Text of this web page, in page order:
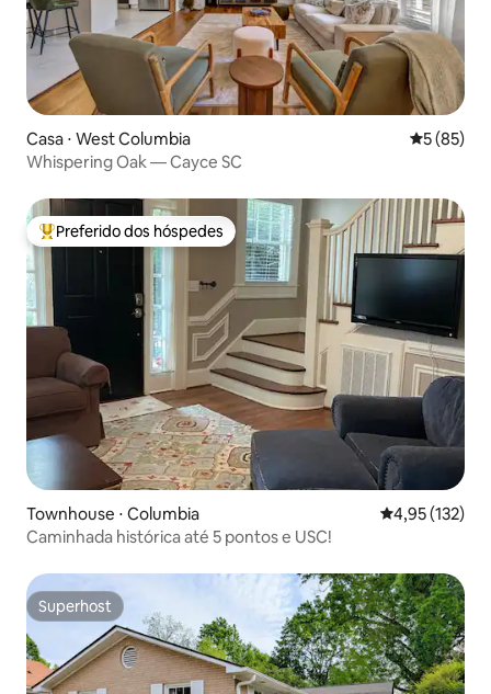
Casa ⋅ West Columbia 5 de uma
5 (85)
Whispering Oak — Cayce SC
Entre os melhores preferidos dos hóspedes
Preferido dos hóspedes
Townhouse ⋅ Columbia 4,95 de uma
4,95 (132)
Caminhada histórica até 5 pontos e USC!
Superhost
Superhost